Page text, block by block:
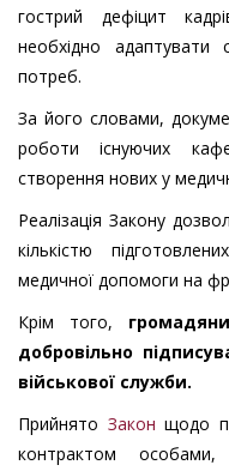
гострий дефіцит
необхідно
потреб.
За його словами,
роботи існуючих
створення нових у
Реалізація Закону
кількістю
медичної допомоги на
Крім того,
добровільно
військової служби.
Прийнято Закон щодо
контрактом